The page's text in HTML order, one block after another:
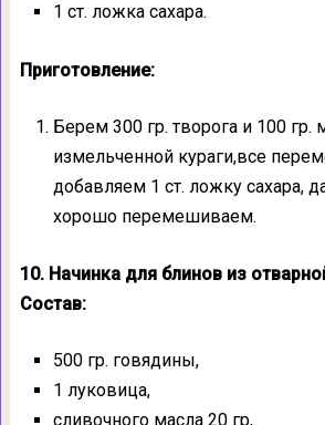
1 ст. ложка сахара.
Приготовление:
Берем 300 гр. творога и 100 гр.
измельченной кураги,все
добавляем 1 ст. ложку сахара,
хорошо перемешиваем.
10. Начинка для блинов из
Состав:
500 гр. говядины,
1 луковица,
сливочного масла 20 гр,